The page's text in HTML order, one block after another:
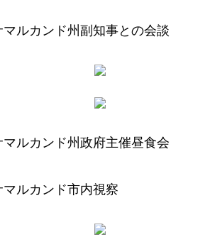
ルカンド州副知事との会談
ルカンド州政府主催昼食会
ルカンド市内視察